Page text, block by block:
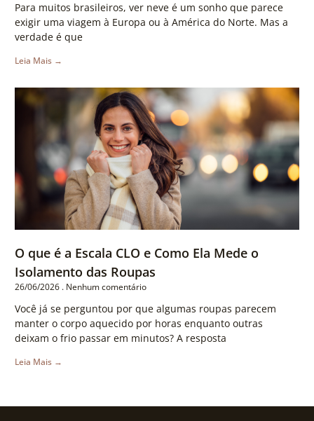
Para muitos brasileiros, ver neve é um sonho que parece
exigir uma viagem à Europa ou à América do Norte. Mas a
verdade é que
Leia Mais →
O que é a Escala CLO e Como Ela Mede o
Isolamento das Roupas
26/06/2026 Nenhum comentário
Você já se perguntou por que algumas roupas parecem
manter o corpo aquecido por horas enquanto outras
deixam o frio passar em minutos? A resposta
Leia Mais →